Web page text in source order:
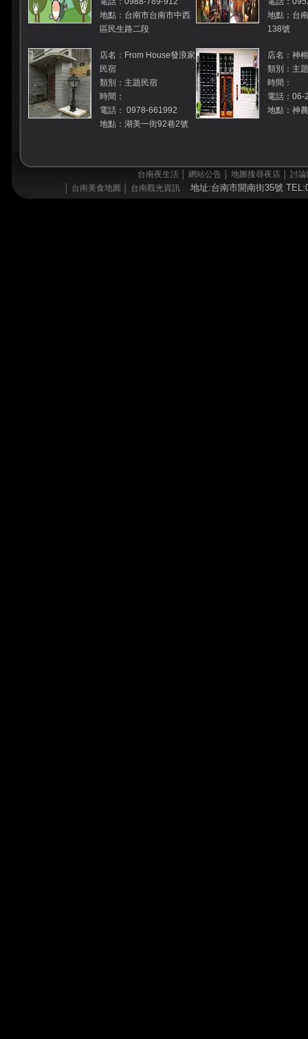
地點：台南市台南市中西
區民生路二段
地點：台
138號
店名：From House發浪家
民宿
類別：主題民宿
時間：
電話： 0978-661992
地點：湖美一街92巷2號
店名：神
類別：主
時間：
電話：06-
地點：神
台南夜生活│ 網站公告│ 地圖搜尋夜店│ 討論
台南美食地圖 台南觀光資訊 地址:台南市開南街35號